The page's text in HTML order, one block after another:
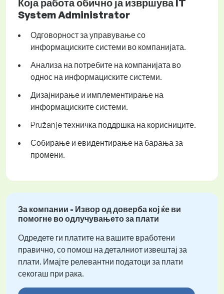
Која работа обично ја извршува IT
System Administrator
Одговорност за управување со
информациските системи во компанијата.
Анализа на потребите на компанијата во
однос на информациските системи.
Дизајнирање и имплементирање на
информациските системи.
Pružanje техничка поддршка на корисниците.
Собирање и евидентирање на барања за
промени.
За компании - Извор од доверба кој ќе ви
помогне во одлучувањето за плати
Одредете ги платите на вашите вработени
правично, со помош на деталниот извештај за
плати. Имајте релевантни податоци за плати
секогаш при рака.